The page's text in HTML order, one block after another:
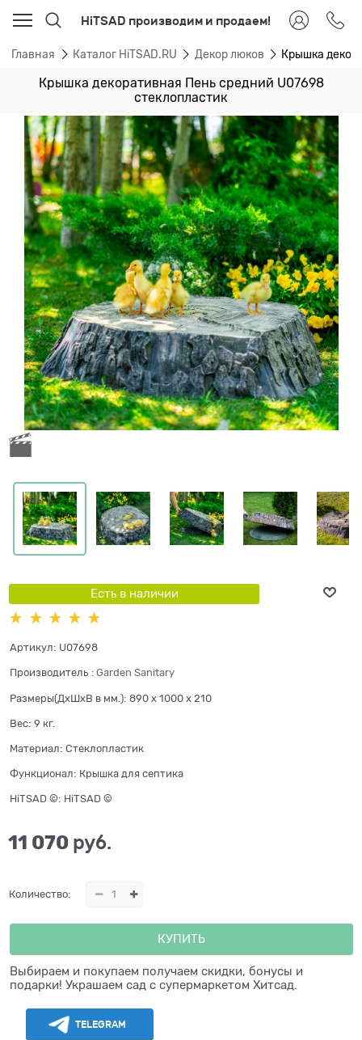
HiTSAD производим и продаем!
Главная Каталог HiTSAD.RU Декор люков Крышка
Крышка декоративная Пень средний U07698
стеклопластик
Есть в наличии
Артикул: U07698
Производитель : Garden Sanitary
Размеры(ДхШхВ в мм.): 890 x 1000 x 210
Вес: 9 кг.
Материал: Стеклопластик
Функционал: Крышка для септика
HiTSAD ©: HiTSAD ©
11 070 руб.
Количество:
КУПИТЬ
Выбираем и покупаем получаем скидки, бонусы и
подарки! Украшаем сад с супермаркетом Хитсад.
TELEGRAM